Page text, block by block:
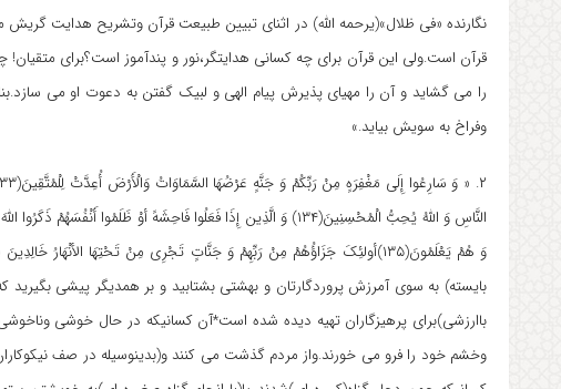
نگارنده «فی ظلال»(یرحمه الله) در اثنای تبیین طبیعت قرآن وتشریح هدایت
قرآن است.ولی این قرآن برای چه کسانی هدایتگر،نور و پندآموز است؟برای
را می گشاید و آن را مهیای پذیرش پیام الهی و لبیک گفتن به دعوت او می
وفراخ به سویش بیاید.»
النَّاسِ وَ اللهُ یُحِبُّ الْمُحْسِنِینَ(۱۳۴) وَ الَّذِین إِذَا فَعَلُوا فَاحِشَهً أوْ
بایسته) به سوی آمرزش پروردگارتان و بهشتی بشتابید و بر همدیگر پیشی
باارزشی)برای پرهیزگاران تهیه دیده شده است*آن کسانیکه در حال خوشی
وخشم خود را فرو می خورند.واز مردم گذشت می کنند و(بدینوسیله در صف